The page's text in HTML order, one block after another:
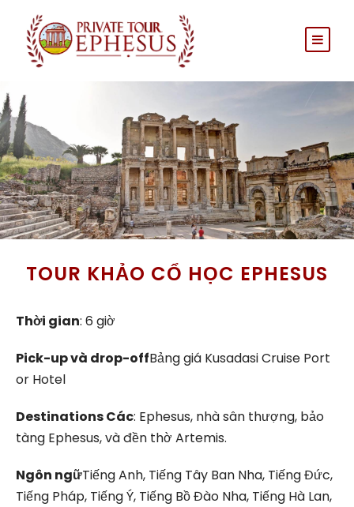
TOUR KHẢO CỔ HỌC EPHESUS
Thời gian: 6 giờ
Pick-up và drop-offBảng giá Kusadasi Cruise Port
or Hotel
Destinations Các: Ephesus, nhà sân thượng, bảo
tàng Ephesus, và đền thờ Artemis.
Ngôn ngữTiếng Anh, Tiếng Tây Ban Nha, Tiếng Đức,
Tiếng Pháp, Tiếng Ý, Tiếng Bồ Đào Nha, Tiếng Hà Lan,